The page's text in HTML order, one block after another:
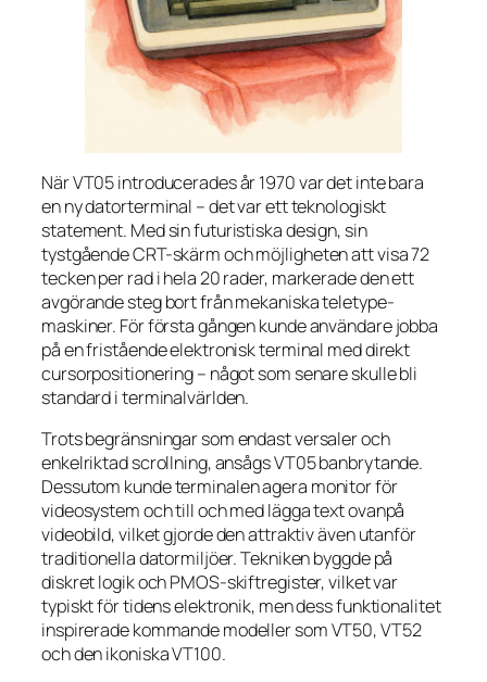
När VT05 introducerades år 1970 var det inte bara
en ny datorterminal – det var ett teknologiskt
statement. Med sin futuristiska design, sin
tystgående CRT-skärm och möjligheten att visa 72
tecken per rad i hela 20 rader, markerade den ett
avgörande steg bort från mekaniska teletype-
maskiner. För första gången kunde användare jobba
på en fristående elektronisk terminal med direkt
cursorpositionering – något som senare skulle bli
standard i terminalvärlden.
Trots begränsningar som endast versaler och
enkelriktad scrollning, ansågs VT05 banbrytande.
Dessutom kunde terminalen agera monitor för
videosystem och till och med lägga text ovanpå
videobild, vilket gjorde den attraktiv även utanför
traditionella datormiljöer. Tekniken byggde på
diskret logik och PMOS-skiftregister, vilket var
typiskt för tidens elektronik, men dess funktionalitet
inspirerade kommande modeller som VT50, VT52
och den ikoniska VT100.